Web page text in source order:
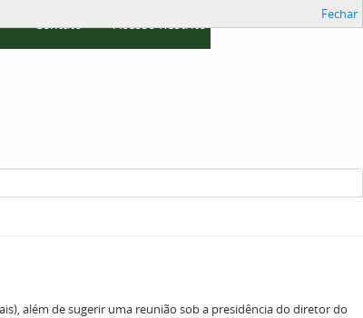
Contato Acesso Restrito
Fechar
além de sugerir uma reunião sob a presidência do diretor do